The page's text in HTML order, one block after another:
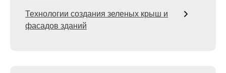
Технологии создания зеленых крыш и
фасадов зданий